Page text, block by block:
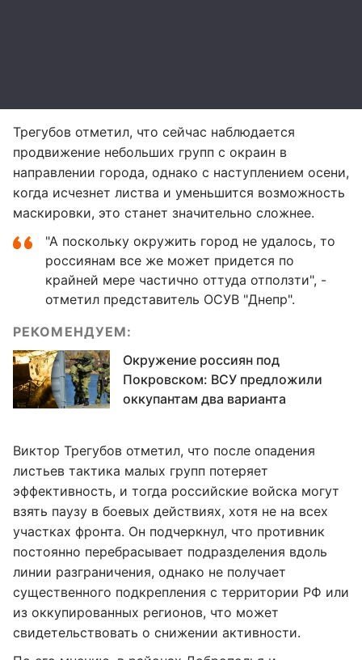
Трегубов отметил, что сейчас наблюдается
продвижение небольших групп с окраин в
направлении города, однако с наступлением осени,
когда исчезнет листва и уменьшится возможность
маскировки, это станет значительно сложнее.
"А поскольку окружить город не удалось, то
россиянам все же может придется по
крайней мере частично оттуда отползти", -
отметил представитель ОСУВ "Днепр".
РЕКОМЕНДУЕМ:
Окружение россиян под
Покровском: ВСУ предложили
оккупантам два варианта
Виктор Трегубов отметил, что после опадения
листьев тактика малых групп потеряет
эффективность, и тогда российские войска могут
взять паузу в боевых действиях, хотя не на всех
участках фронта. Он подчеркнул, что противник
постоянно перебрасывает подразделения вдоль
линии разграничения, однако не получает
существенного подкрепления с территории РФ или
из оккупированных регионов, что может
свидетельствовать о снижении активности.